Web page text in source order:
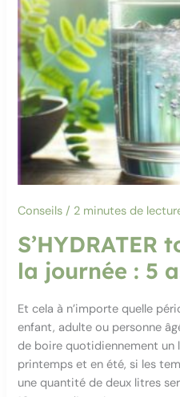
Conseils / 2 minutes de
la journée : 5
Et cela à n’importe quelle
enfant, adulte ou personne
de boire quotidiennement un
printemps et en été, si les
une quantité de deux litres